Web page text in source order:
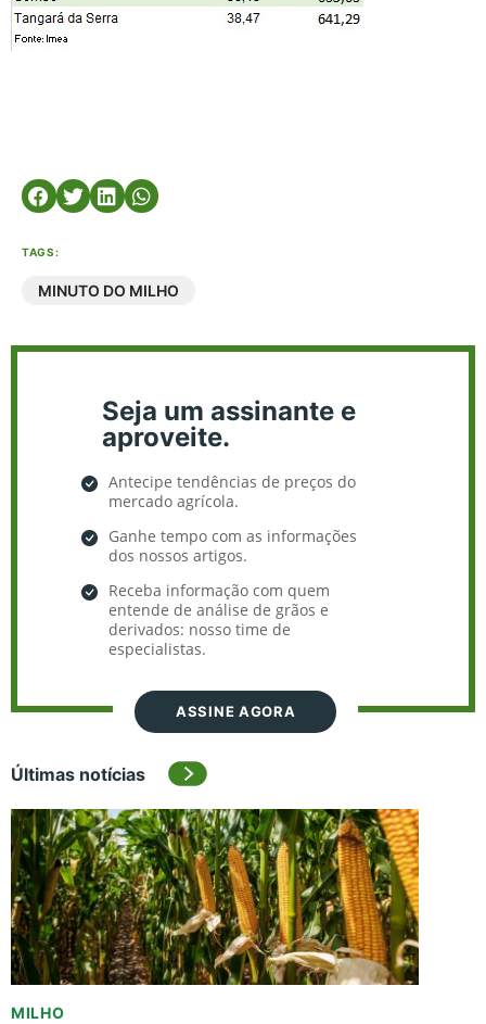
TAGS:
MINUTO DO MILHO
Seja um assinante e
aproveite.
Antecipe tendências de preços do
mercado agrícola.
Ganhe tempo com as informações
dos nossos artigos.
Receba informação com quem
entende de análise de grãos e
derivados: nosso time de
especialistas.
ASSINE AGORA
Últimas notícias
MILHO